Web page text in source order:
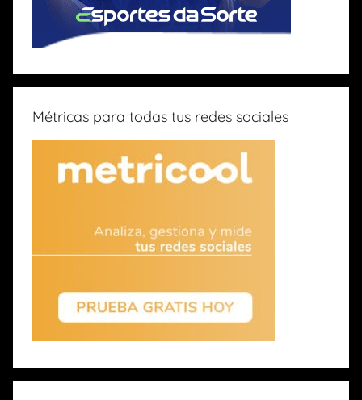
Métricas para todas tus redes sociales